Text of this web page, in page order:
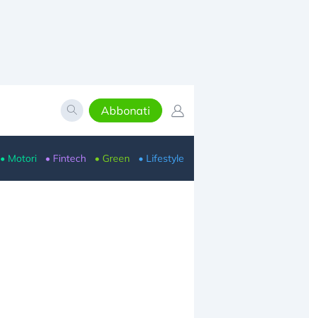
Abbonati
• Motori • Fintech • Green • Lifestyle